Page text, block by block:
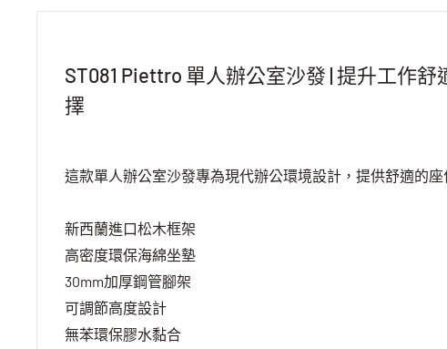
ST081 Piettro 單人辦公室沙發 | 提升工作舒
擇
這款單人辦公室沙發專為現代辦公環境設計，提供舒適的座
新西蘭進口松木框架
高密度環保海綿坐墊
30mm加厚鋼管腳架
可調節高度設計
無苯環保膠水黏合